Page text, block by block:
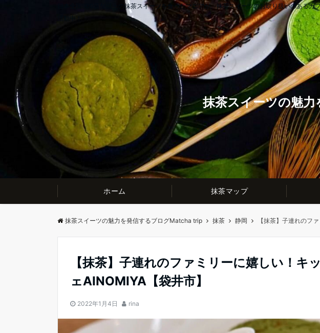
日本全国900店舗以上の抹茶スイーツを食べたマニアが、抹茶スイーツのお取り扱いのある
抹茶スイーツの魅
ホーム 抹茶マップ
抹茶スイーツの魅力を発信するブログMatcha trip 抹茶 静岡 【抹茶】子連れのフ
【抹茶】子連れのファミリーに嬉しい！キ
ェAINOMIYA【袋井市】
2022年1月4日 rina